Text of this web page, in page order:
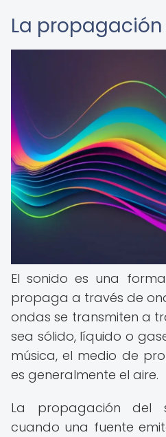
La
El sonido es una
propaga a través de
ondas se transmiten a
sea sólido, líquido o
música, el medio de
es generalmente el aire.
La propagación del
cuando una fuente